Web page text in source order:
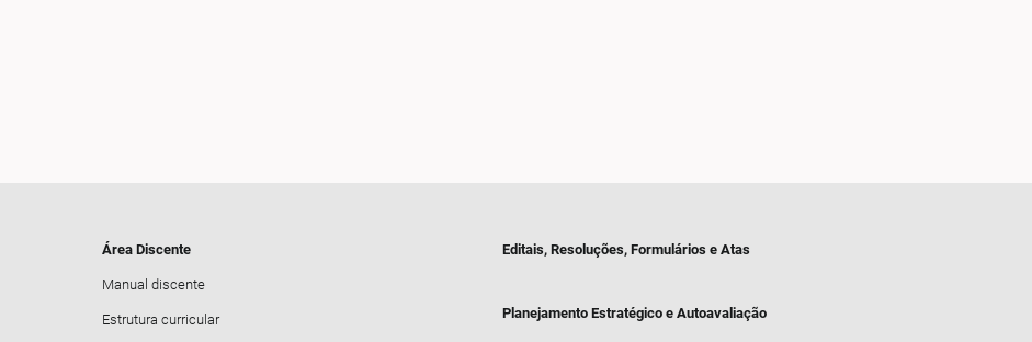
Área Discente
Manual discente
Estrutura curricular
Editais, Resoluções, Formulários e Atas
Planejamento Estratégico e Autoavaliação